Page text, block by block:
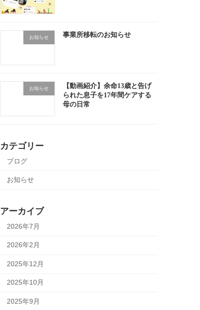
お知らせ 事業所移転のお知らせ
お知らせ
【動画紹介】余命13歳と告げ
られた息子を17年間ケアする
母の日常
カテゴリー
ブログ
お知らせ
アーカイブ
2026年7月
2026年2月
2025年12月
2025年10月
2025年9月